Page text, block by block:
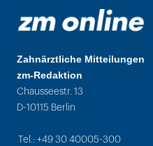
Zahnärztliche Mitteilungen
zm-Redaktion
Chausseestr. 13
D-10115 Berlin
Tel.: +49 30 40005-300